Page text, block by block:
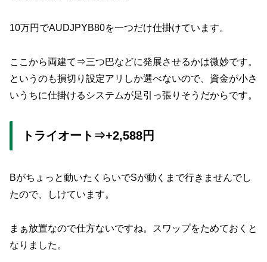
10万円でAUDJPYB80を一つだけ仕掛けています。
ここから両建て⇒三つ巴などに発展させるかは微妙です。
というのも損切り設定アリしか選べないので、資金が小さ
いうちに仕掛けるシステムが足引っ張りそうだからです。
トライオート⇒+2,588円
Bがちょっと動いたくらいでSが動くまで行きませんでし
たので、しけています。
まぁ放置なので仕方ないですね。スワップをためておくと
なりました。